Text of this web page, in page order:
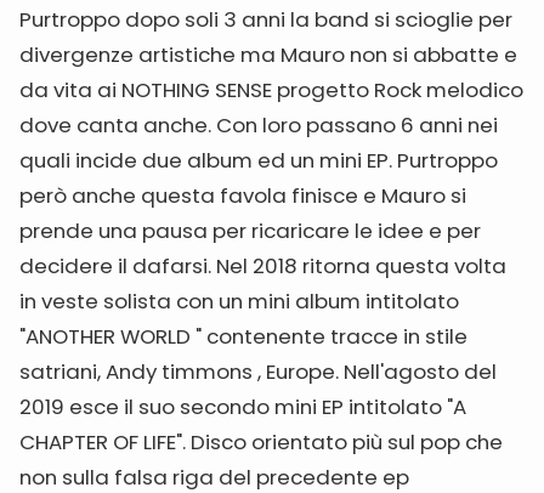
Purtroppo dopo soli 3 anni la band si scioglie per
divergenze artistiche ma Mauro non si abbatte e
da vita ai NOTHING SENSE progetto Rock melodico
dove canta anche. Con loro passano 6 anni nei
quali incide due album ed un mini EP. Purtroppo
però anche questa favola finisce e Mauro si
prende una pausa per ricaricare le idee e per
decidere il dafarsi. Nel 2018 ritorna questa volta
in veste solista con un mini album intitolato
"ANOTHER WORLD " contenente tracce in stile
satriani, Andy timmons , Europe. Nell'agosto del
2019 esce il suo secondo mini EP intitolato "A
CHAPTER OF LIFE". Disco orientato più sul pop che
non sulla falsa riga del precedente ep